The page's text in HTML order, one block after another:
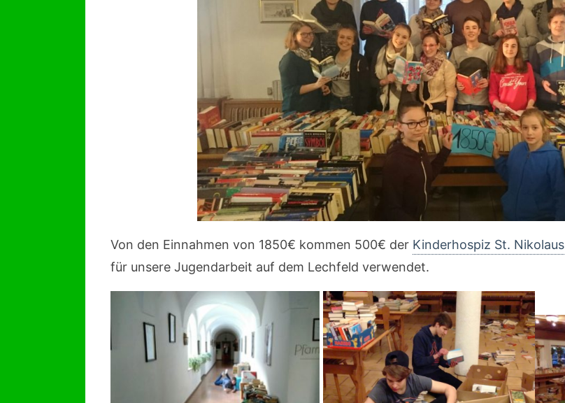
Von den Einnahmen von 1850€ kommen 500€ der Kinderhospiz St. Nikolaus
für unsere Jugendarbeit auf dem Lechfeld verwendet.